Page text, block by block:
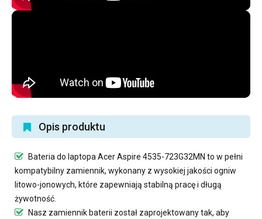
Opis produktu
Bateria do laptopa Acer Aspire 4535-723G32MN to w pełni
kompatybilny zamiennik, wykonany z wysokiej jakości ogniw
litowo-jonowych, które zapewniają stabilną pracę i długą
żywotność.
Nasz zamiennik baterii został zaprojektowany tak, aby